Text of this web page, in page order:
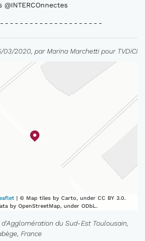
@INTERCOnnectes
03/2020, par Marina Marchetti pour TVDiCi
| © Map tiles by Carto, under CC BY 3.0.
by OpenStreetMap, under ODbL.
du Sud-Est Toulousain,
France